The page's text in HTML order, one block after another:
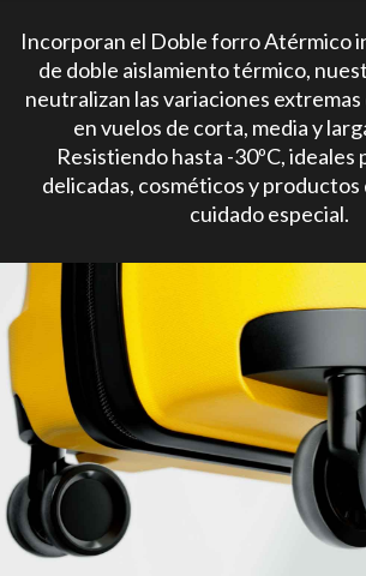
Incorporan el Doble forro Atérmico
de doble aislamiento térmico,
neutralizan las variaciones
en vuelos de corta, media y
Resistiendo hasta -30ºC, ideales
delicadas, cosméticos y
cuidado especial.